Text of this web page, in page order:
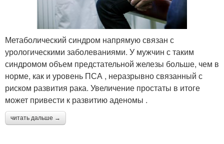
Метаболический синдром напрямую связан с
урологическими заболеваниями. У мужчин с таким
синдромом объем предстательной железы больше, чем в
норме, как и уровень ПСА , неразрывно связанный с
риском развития рака. Увеличение простаты в итоге
может привести к развитию аденомы .
читать дальше →